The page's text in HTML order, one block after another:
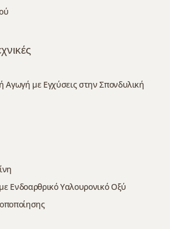
Αγωγή με Εγχύσεις στην Σπονδυλική
Ενδοαρθρικό Υαλουρονικό Οξύ